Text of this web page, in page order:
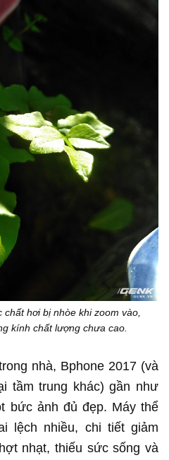
hơi bị nhòe khi zoom vào,
kính chất lượng chưa cao.
nhà, Bphone 2017 (và
tầm trung khác) gần như
bức ảnh đủ đẹp. Máy thể
lệch nhiều, chi tiết giảm
nhạt, thiếu sức sống và